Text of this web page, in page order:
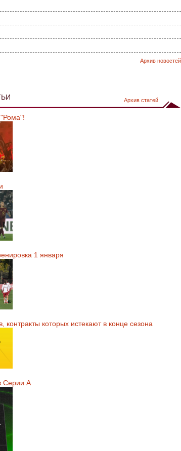
Архив новостей
Архив статей
1 января
контракты которых истекают в конце сезона
Серии А